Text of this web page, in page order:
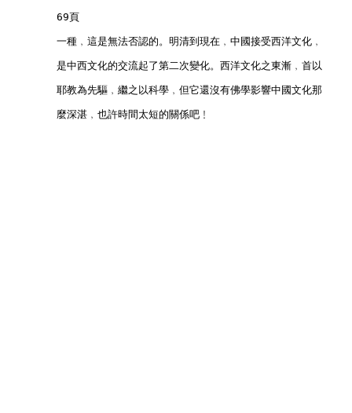
        69頁
        一種﹐這是無法否認的。明清到現在﹐中國接受西洋文化﹐
        是中西文化的交流起了第二次變化。西洋文化之東漸﹐首以
        耶教為先驅﹐繼之以科學﹐但它還沒有佛學影響中國文化那
        麼深湛﹐也許時間太短的關係吧﹗